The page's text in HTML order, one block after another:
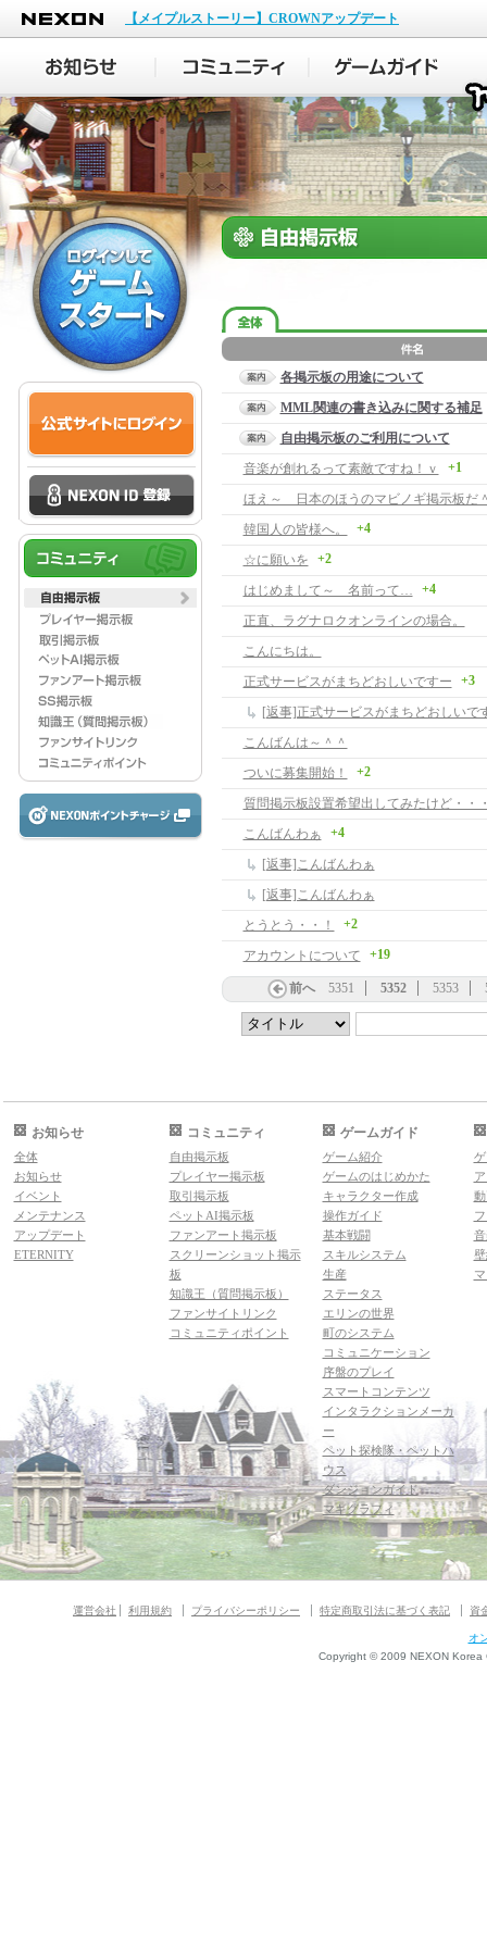
NEXON
【メイプルストーリー】CROWNアップデート
各掲示板の用途について
MML関連の書き込みに関する補足
自由掲示板のご利用について
音楽が創れるって素敵ですね！ｖ
+1
ほえ～ 日本のほうのマビノギ掲示板だ
韓国人の皆様へ。
+4
☆に願いを +2
はじめまして～ 名前って… +4
正直、ラグナロクオンラインの場合。
こんにちは。
正式サービスがまちどおしいですー
+3
[返事]正式サービスがまちどおしいで
こんばんは～＾＾
ついに募集開始！
+2
質問掲示板設置希望出してみたけど・・
こんばんわぁ
+4
[返事]こんばんわぁ
[返事]こんばんわぁ
とうとう・・！
+2
アカウントについて +19
前へ 5351 5352 5353
お知らせ
全体
お知らせ
イベント
メンテナンス
アップデート
ETERNITY
コミュニティ
自由掲示板
プレイヤー掲示板
取引掲示板
ペットAI掲示板
ファンアート掲示板
スクリーンショット掲示
板
知識王（質問掲示板）
ファンサイトリンク
コミュニティポイント
ゲームガイド
ゲーム紹介
ゲームのはじめかた
キャラクター作成
操作ガイド
基本戦闘
スキルシステム
生産
ステータス
エリンの世界
町のシステム
コミュニケーション
序盤のプレイ
スマートコンテンツ
インタラクションメーカ
ー
ペット探検隊・ペットハ
ウス
ダンジョンガイド
マギグラフィ
運営会社 利用規約 プライバシーポリシー 特定商取引法に基づく表記 資
オ
Copyright © 2009 NEXON Korea